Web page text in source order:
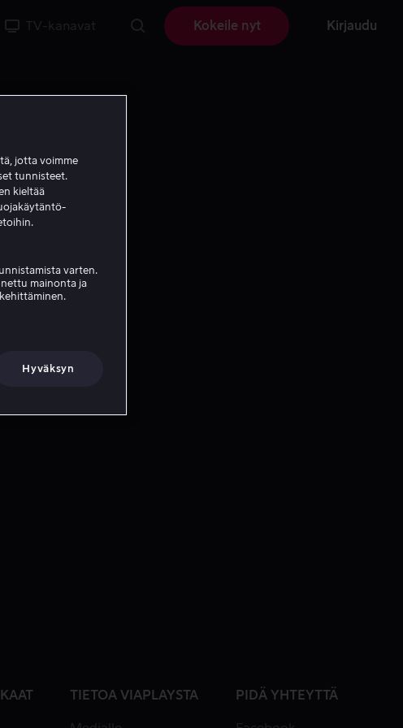
TV-kanavat Kokeile nyt Kirjaudu
TIETOA VIAPLAYSTA PIDÄ YHTEYTTÄ
jotta voimme
tunnisteet.
kieltää
varten.
mainonta ja
Hyväksyn